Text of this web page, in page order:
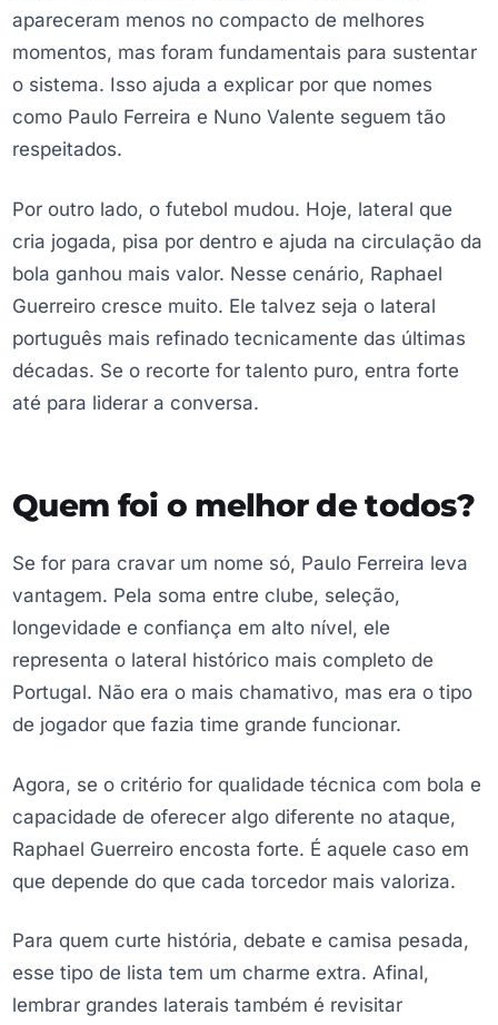
apareceram menos no compacto de melhores
momentos, mas foram fundamentais para sustentar
o sistema. Isso ajuda a explicar por que nomes
como Paulo Ferreira e Nuno Valente seguem tão
respeitados.
Por outro lado, o futebol mudou. Hoje, lateral que
cria jogada, pisa por dentro e ajuda na circulação da
bola ganhou mais valor. Nesse cenário, Raphael
Guerreiro cresce muito. Ele talvez seja o lateral
português mais refinado tecnicamente das últimas
décadas. Se o recorte for talento puro, entra forte
até para liderar a conversa.
Quem foi o melhor de todos?
Se for para cravar um nome só, Paulo Ferreira leva
vantagem. Pela soma entre clube, seleção,
longevidade e confiança em alto nível, ele
representa o lateral histórico mais completo de
Portugal. Não era o mais chamativo, mas era o tipo
de jogador que fazia time grande funcionar.
Agora, se o critério for qualidade técnica com bola e
capacidade de oferecer algo diferente no ataque,
Raphael Guerreiro encosta forte. É aquele caso em
que depende do que cada torcedor mais valoriza.
Para quem curte história, debate e camisa pesada,
esse tipo de lista tem um charme extra. Afinal,
lembrar grandes laterais também é revisitar